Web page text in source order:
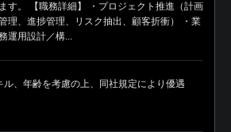
す。 【職務詳細】 ・プロジェクト推進（計画
理、進捗管理、リスク抽出、顧客折衝） ・業
運用設計／構...
ル、年齢を考慮の上、同社規定により優遇